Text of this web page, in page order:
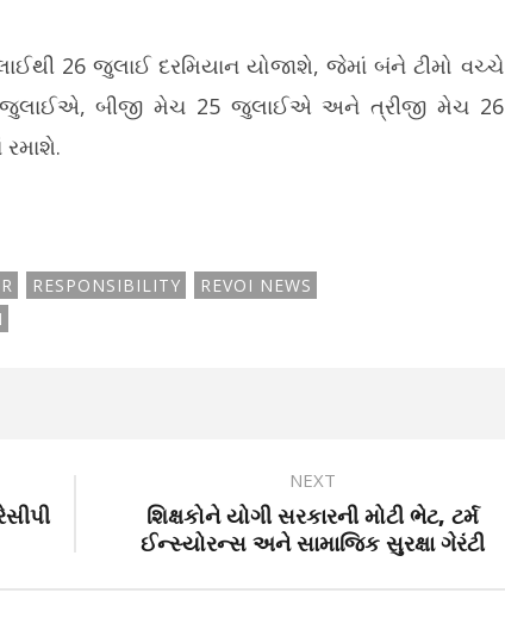
26 જુલાઈ દરમિયાન યોજાશે, જેમાં બંને ટીમો વચ્ચે
બીજી મેચ 25 જુલાઈએ અને ત્રીજી મેચ 26
RESPONSIBILITY
REVOI NEWS
NEXT
શિક્ષકોને યોગી સરકારની મોટી ભેટ, ટર્મ
ઈન્સ્યોરન્સ અને સામાજિક સુરક્ષા ગેરંટી